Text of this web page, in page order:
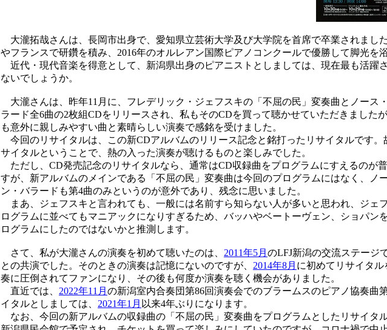
大瀧拓哉さんは、長岡市出身で、愛知県立芸術大学及び大学院を首席で卒業されまし
やフランスで研鑽を積み、2016年のオルレアン国際ピアノコンクールで優勝して脚光を
近代・現代音楽を得意として、新潟県出身のピアニストとしましては、現在最も活躍
ないでしょうか。
大瀧さんは、昨年11月に、フレデリック・ジェフスキの「不屈の民」変奏曲とノース
ラード全6曲の2枚組CDをリリースされ、私もそのCDを買って聴かせていただきました
も意外に親しみやすい曲と素晴らしい演奏で感銘を受けました。
今回のリサイタルは、この新CDアルバムのリリース記念と銘打ったリサイタルです。
サイタルということで、熱の入った演奏が聴けるものと楽しみでした。
ただし、CD発売記念のリサイタルなら、通常はCD収録曲をプログラムにすえるのが
すが、新アルバムのメインである「不屈の民」変奏曲は今回のプログラムにはなく、ノ
ン・バラードも第4曲のみというのが意外であり、残念に思いました。
まあ、ジェフスキと言われても、一般には名前すら知らない人が多いと思われ、ジェ
ログラムに並べてもマニアックになりすぎるため、バッハやベートーヴェン、ショパン
ログラムにしたのではないかと推測します。
さて、私が大瀧さんの演奏を初めて聴いたのは、 2011年5月 のLFJ新潟の交流ステージ
との共演でした。そのときの演奏は記憶にないのですが、 2014年8月 に初めてリサイタ
奏に圧倒されてファンになり、その後も何度か演奏を聴く機会がありました。
直近では、 2022年11月 の新潟室内合奏団第86回演奏会でのブラームスのピアノ協奏曲
イタルとしましては、 2021年1月 以来4年ぶりになります。
なお、今回の新アルバムの収録曲の「不屈の民」変奏曲をプログラムとしたリサイタル